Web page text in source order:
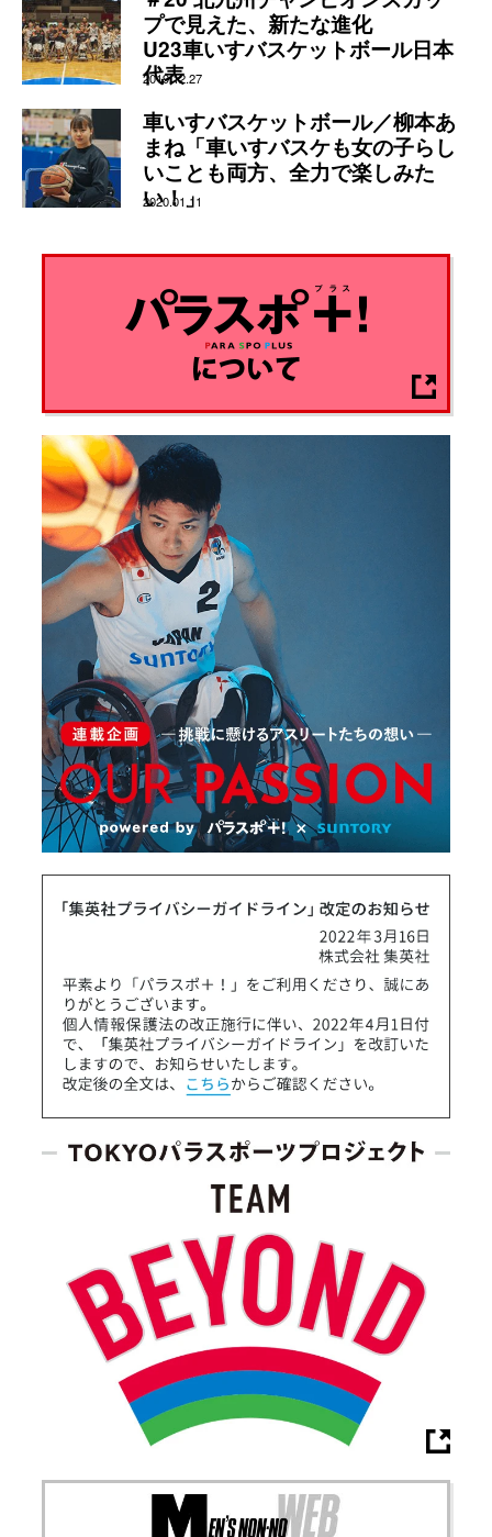
プで見えた、新たな進化
U23車いすバスケットボール日本
代表
2019.12.27
車いすバスケットボール／柳本あ
まね「車いすバスケも女の子らし
いことも両方、全力で楽しみた
い！」
2020.01.11